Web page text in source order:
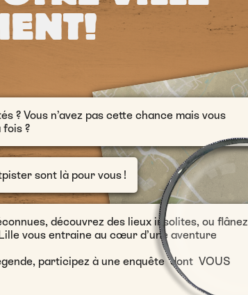
? Vous n’avez pas cette chance mais vous
fois ?
sont là pour vous !
découvrez des lieux insolites, ou flânez
vous entraine au cœur d’une aventure
participez à une enquête dont VOUS